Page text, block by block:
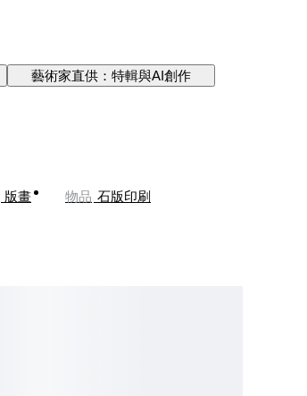
藝術家直供：特輯與AI創作
版畫 物品 石版印刷